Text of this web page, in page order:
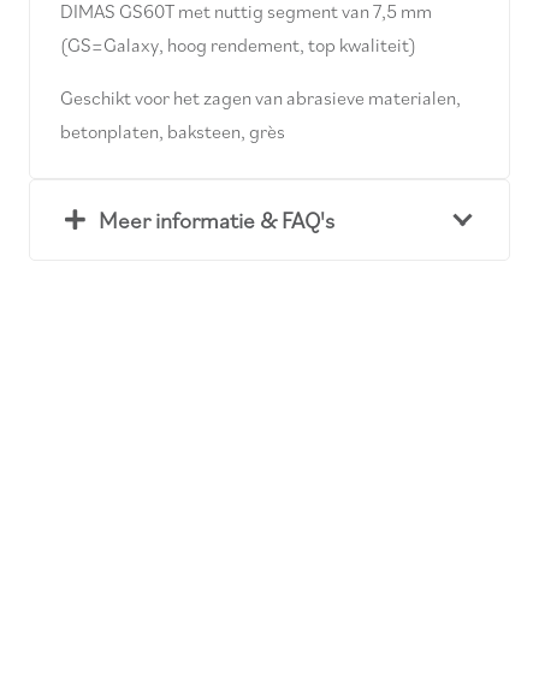
DIMAS GS60T met nuttig segment van 7,5 mm
(GS=Galaxy, hoog rendement, top kwaliteit)
Geschikt voor het zagen van abrasieve materialen,
betonplaten, baksteen, grès
Meer informatie & FAQ's